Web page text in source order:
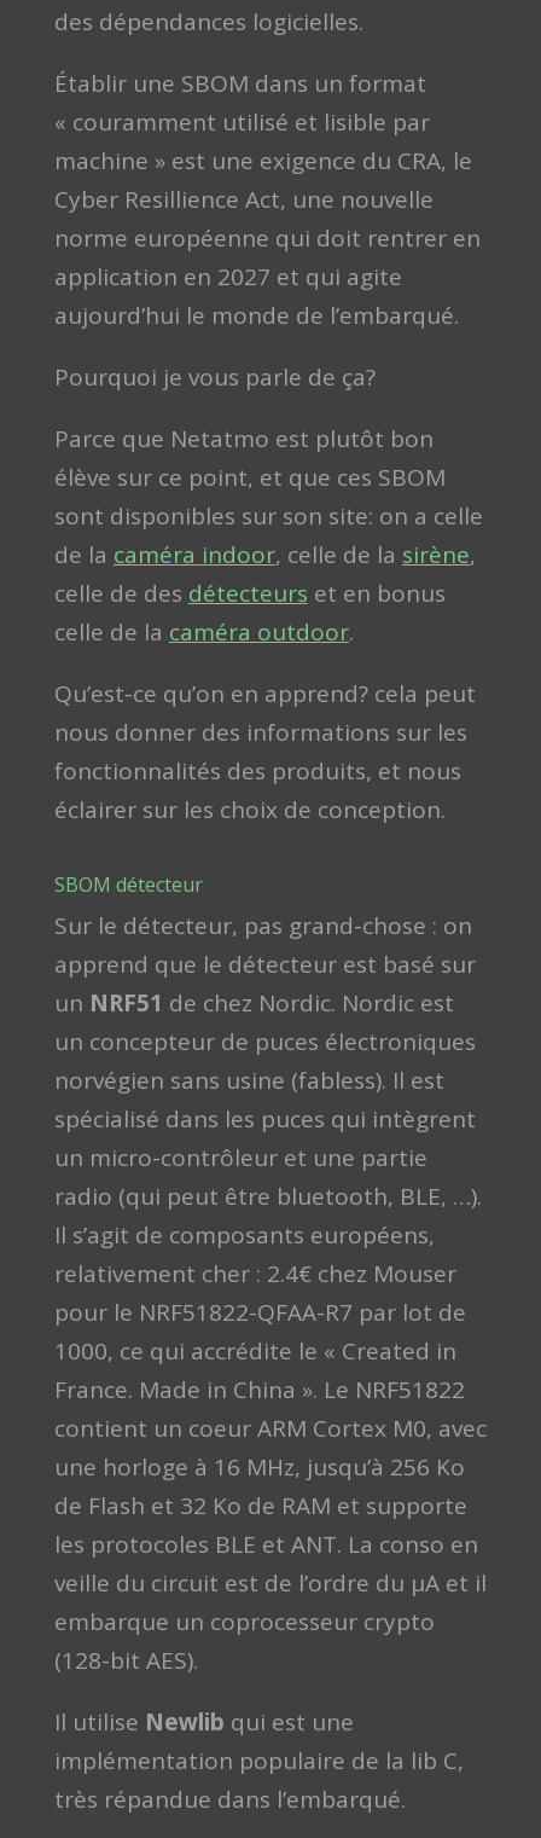
des dépendances logicielles.
Établir une SBOM dans un format
« couramment utilisé et lisible par
machine » est une exigence du CRA, le
Cyber Resillience Act, une nouvelle
norme européenne qui doit rentrer en
application en 2027 et qui agite
aujourd’hui le monde de l’embarqué.
Pourquoi je vous parle de ça?
Parce que Netatmo est plutôt bon
élève sur ce point, et que ces SBOM
sont disponibles sur son site: on a celle
de la caméra indoor, celle de la sirène,
celle de des détecteurs et en bonus
celle de la caméra outdoor.
Qu’est-ce qu’on en apprend? cela peut
nous donner des informations sur les
fonctionnalités des produits, et nous
éclairer sur les choix de conception.
SBOM détecteur
Sur le détecteur, pas grand-chose : on
apprend que le détecteur est basé sur
un NRF51 de chez Nordic. Nordic est
un concepteur de puces électroniques
norvégien sans usine (fabless). Il est
spécialisé dans les puces qui intègrent
un micro-contrôleur et une partie
radio (qui peut être bluetooth, BLE, …).
Il s’agit de composants européens,
relativement cher : 2.4€ chez Mouser
pour le NRF51822-QFAA-R7 par lot de
1000, ce qui accrédite le « Created in
France. Made in China ». Le NRF51822
contient un coeur ARM Cortex M0, avec
une horloge à 16 MHz, jusqu’à 256 Ko
de Flash et 32 Ko de RAM et supporte
les protocoles BLE et ANT. La conso en
veille du circuit est de l’ordre du µA et il
embarque un coprocesseur crypto
(128-bit AES).
Il utilise Newlib qui est une
implémentation populaire de la lib C,
très répandue dans l’embarqué.